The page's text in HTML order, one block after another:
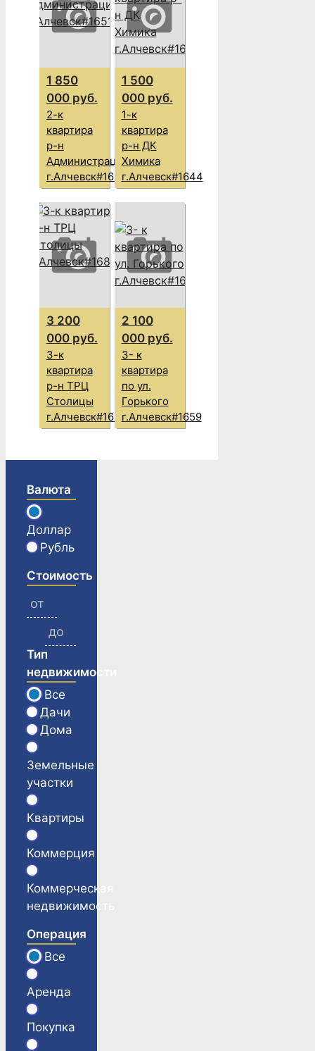
1 850
000 руб.
2-к
квартира
р-н
Администрации
г.Алчевск#1651
1 500
000 руб.
1-к
квартира
р-н ДК
Химика
г.Алчевск#1644
3 200
000 руб.
3-к
квартира
р-н ТРЦ
Столицы
г.Алчевск#1680
2 100
000 руб.
3- к
квартира
по ул.
Горького
г.Алчевск#1659
Валюта
Доллар
Рубль
Стоимость
Тип
недвижимости
Все
Дачи
Дома
Земельные
участки
Квартиры
Коммерция
Коммерческая
недвижимость
Операция
Все
Аренда
Покупка